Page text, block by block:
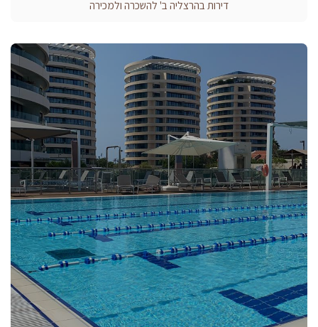
דירות בהרצליה ב' להשכרה ולמכירה